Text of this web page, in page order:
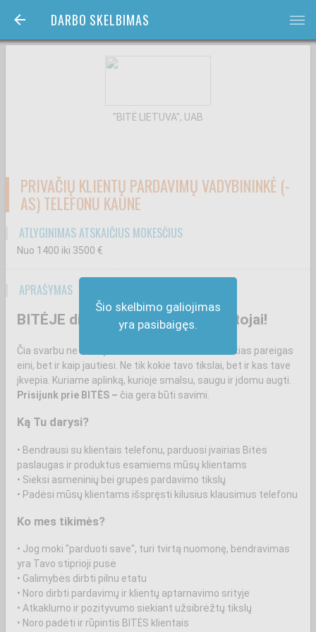
DARBO SKELBIMAS bars
Šio skelbimo galiojimas
yra pasibaigęs.
"BITĖ LIETUVA", UAB
PRIVAČIŲ KLIENTŲ PARDAVIMŲ VADYBININKĖ (-
AS) TELEFONU KAUNE
ATLYGINIMAS ATSKAIČIUS MOKESČIUS
Nuo 1400 iki 3500 €
APRAŠYMAS
BITĖJE dirba žmonės, ne darbuotojai!
Čia svarbu ne tik, ką moki, bet ir kas esi. Ne tik kokias pareigas
eini, bet ir kaip jautiesi. Ne tik kokie tavo tikslai, bet ir kas tave
įkvepia. Kuriame aplinką, kurioje smalsu, saugu ir įdomu augti.
Prisijunk prie BITĖS – čia gera būti savimi.
Ką Tu darysi?
• Bendrausi su klientais telefonu, parduosi įvairias Bitės
paslaugas ir produktus esamiems mūsų klientams
• Sieksi asmeninių bei grupės pardavimo tikslų
• Padėsi mūsų klientams išspręsti kilusius klausimus telefonu
Ko mes tikimės?
• Jog moki "parduoti save", turi tvirtą nuomonę, bendravimas
yra Tavo stiprioji pusė
• Galimybės dirbti pilnu etatu
• Noro dirbti pardavimų ir klientų aptarnavimo srityje
• Atkaklumo ir pozityvumo siekiant užsibrėžtų tikslų
• Noro padėti ir rūpintis BITĖS klientais